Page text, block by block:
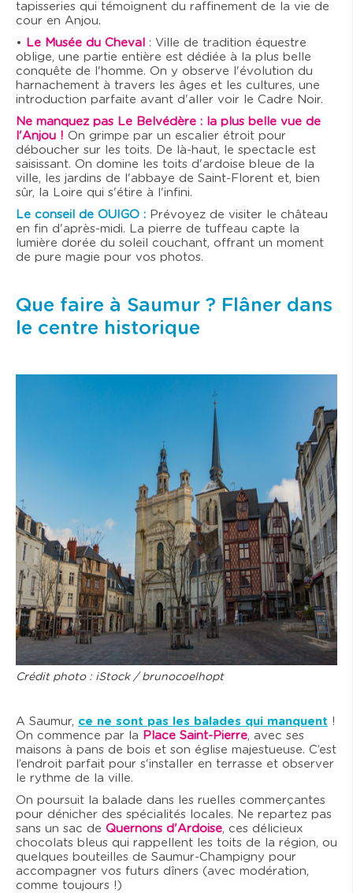
tapisseries qui témoignent du raffinement de la vie de
cour en Anjou.
• Le Musée du Cheval : Ville de tradition équestre
oblige, une partie entière est dédiée à la plus belle
conquête de l'homme. On y observe l'évolution du
harnachement à travers les âges et les cultures, une
introduction parfaite avant d'aller voir le Cadre Noir.
Ne manquez pas Le Belvédère : la plus belle vue de
l'Anjou ! On grimpe par un escalier étroit pour
déboucher sur les toits. De là-haut, le spectacle est
saisissant. On domine les toits d'ardoise bleue de la
ville, les jardins de l'abbaye de Saint-Florent et, bien
sûr, la Loire qui s'étire à l'infini.
Le conseil de OUIGO : Prévoyez de visiter le château
en fin d'après-midi. La pierre de tuffeau capte la
lumière dorée du soleil couchant, offrant un moment
de pure magie pour vos photos.
Que faire à Saumur ? Flâner dans
le centre historique
Crédit photo : iStock / brunocoelhopt
A Saumur, ce ne sont pas les balades qui manquent !
On commence par la Place Saint-Pierre, avec ses
maisons à pans de bois et son église majestueuse. C’est
l’endroit parfait pour s'installer en terrasse et observer
le rythme de la ville.
On poursuit la balade dans les ruelles commerçantes
pour dénicher des spécialités locales. Ne repartez pas
sans un sac de Quernons d'Ardoise, ces délicieux
chocolats bleus qui rappellent les toits de la région, ou
quelques bouteilles de Saumur-Champigny pour
accompagner vos futurs dîners (avec modération,
comme toujours !)